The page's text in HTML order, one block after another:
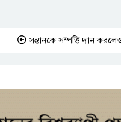
সম্পত্তি দান করলেও আজীবন